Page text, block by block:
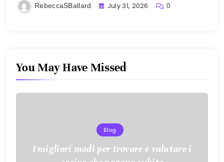
RebeccaSBallard July 31, 2026 0
You May Have Missed
Blog
I migliori modi per trovare e valutare i